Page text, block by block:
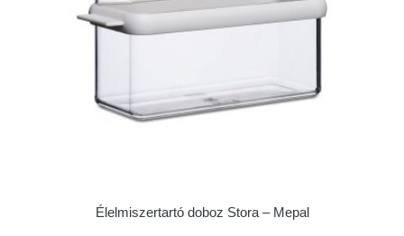
Élelmiszertartó doboz Stora – Mepal